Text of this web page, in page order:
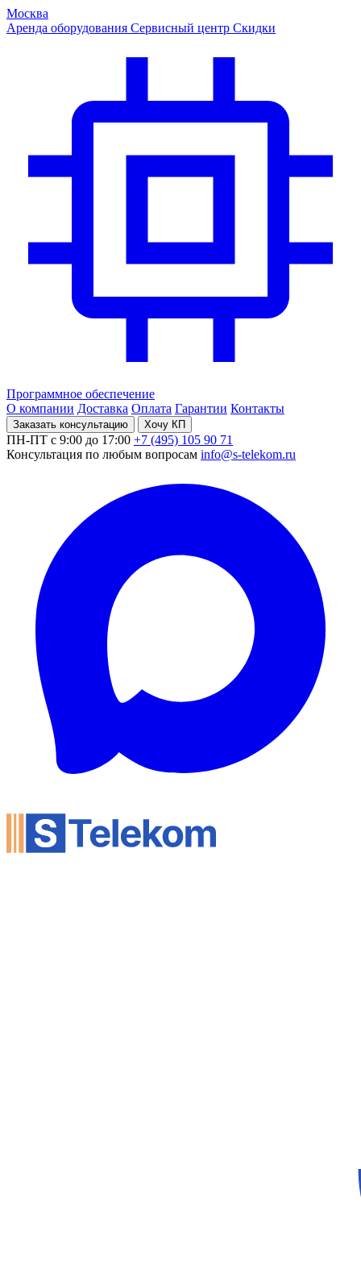
Москва
Аренда оборудования Сервисный центр Скидки
Программное обеспечение
О компании Доставка Оплата Гарантии Контакты
Заказать консультацию Хочу КП
ПН-ПТ с 9:00 до 17:00 +7 (495) 105 90 71
Консультация по любым вопросам info@s-telekom.ru